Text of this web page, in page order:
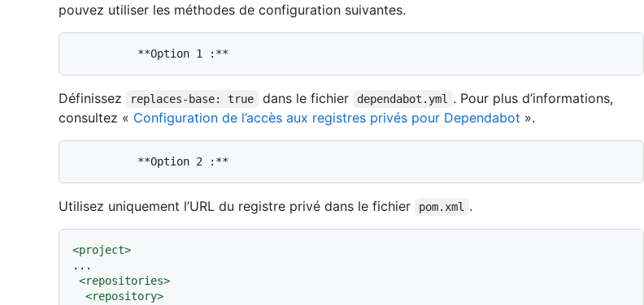
pouvez utiliser les méthodes de configuration suivantes.
Définissez replaces-base: true dans le fichier dependabot.yml
. Pour plus d’informations,
consultez « Configuration de l’accès aux registres privés pour Dependabot ».
Utilisez uniquement l’URL du registre privé dans le fichier pom.xml .
<project>
...
<repositories>
<repository>